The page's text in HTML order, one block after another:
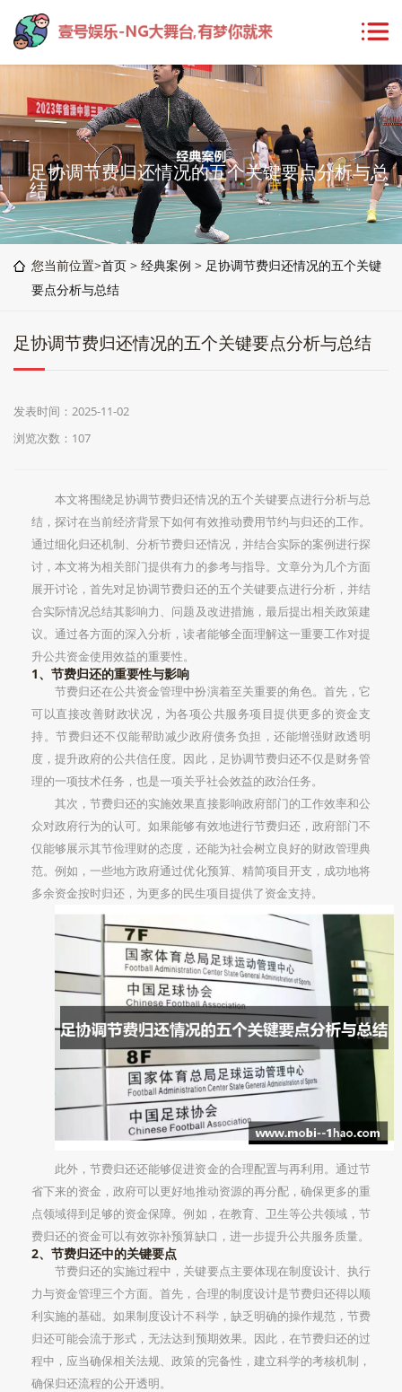
足协调节费归还情况的五个关键要点分析与总
结
您当前位置>首页 > 经典案例 > 足协调节费归还情况的五个关键
要点分析与总结
足协调节费归还情况的五个关键要点分析与总结
发表时间：2025-11-02
浏览次数：107
本文将围绕足协调节费归还情况的五个关键要点进行分析与总
结，探讨在当前经济背景下如何有效推动费用节约与归还的工作。
通过细化归还机制、分析节费归还情况，并结合实际的案例进行探
讨，本文将为相关部门提供有力的参考与指导。文章分为几个方面
展开讨论，首先对足协调节费归还的五个关键要点进行分析，并结
合实际情况总结其影响力、问题及改进措施，最后提出相关政策建
议。通过各方面的深入分析，读者能够全面理解这一重要工作对提
升公共资金使用效益的重要性。
1、节费归还的重要性与影响
节费归还在公共资金管理中扮演着至关重要的角色。首先，它
可以直接改善财政状况，为各项公共服务项目提供更多的资金支
持。节费归还不仅能帮助减少政府债务负担，还能增强财政透明
度，提升政府的公共信任度。因此，足协调节费归还不仅是财务管
理的一项技术任务，也是一项关乎社会效益的政治任务。
其次，节费归还的实施效果直接影响政府部门的工作效率和公
众对政府行为的认可。如果能够有效地进行节费归还，政府部门不
仅能够展示其节俭理财的态度，还能为社会树立良好的财政管理典
范。例如，一些地方政府通过优化预算、精简项目开支，成功地将
多余资金按时归还，为更多的民生项目提供了资金支持。
此外，节费归还还能够促进资金的合理配置与再利用。通过节
省下来的资金，政府可以更好地推动资源的再分配，确保更多的重
点领域得到足够的资金保障。例如，在教育、卫生等公共领域，节
费归还的资金可以有效弥补预算缺口，进一步提升公共服务质量。
2、节费归还中的关键要点
节费归还的实施过程中，关键要点主要体现在制度设计、执行
力与资金管理三个方面。首先，合理的制度设计是节费归还得以顺
利实施的基础。如果制度设计不科学，缺乏明确的操作规范，节费
归还可能会流于形式，无法达到预期效果。因此，在节费归还的过
程中，应当确保相关法规、政策的完备性，建立科学的考核机制，
确保归还流程的公开透明。